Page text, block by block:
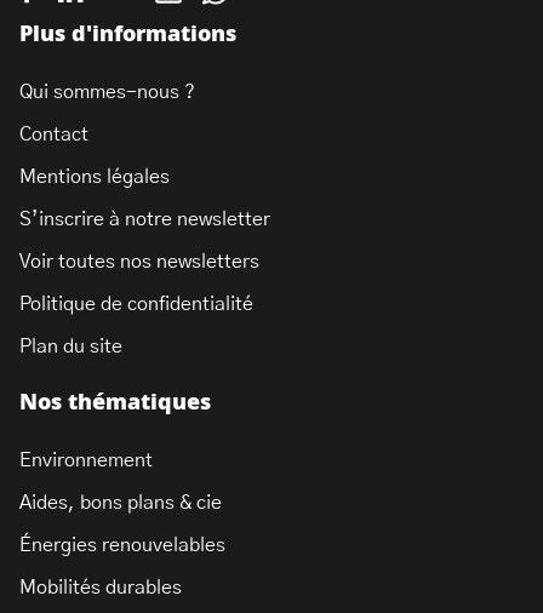
Nos thématiques
Environnement
Aides, bons plans & cie
Énergies renouvelables
Mobilités durables
Plus d'informations
Qui sommes-nous ?
Contact
Mentions légales
S’inscrire à notre newsletter
Voir toutes nos newsletters
Politique de confidentialité
Plan du site